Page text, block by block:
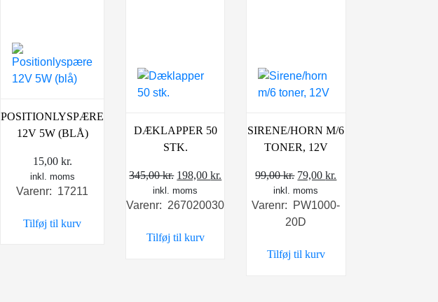
POSITIONLYSPÆRE
12V 5W (BLÅ)
15,00 kr.
inkl. moms
Varenr: 17211
Tilføj til kurv
DÆKLAPPER 50
STK.
345,00kr. Den
oprindelige
pris
345,00 kr..
198,00kr.
pris
inkl. moms
Varenr: 267020030
Tilføj til kurv
SIRENE/HORN M/6
TONER, 12V
99,00kr. Den
oprindelige
pris
var:
79,00kr.
pris
inkl. moms
Varenr: PW1000-
20D
Tilføj til kurv